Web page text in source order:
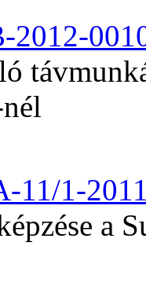
2012-
11/1-
a